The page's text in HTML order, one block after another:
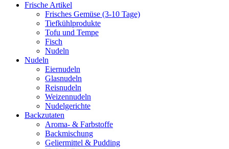
Frische Artikel
Frisches Gemüse (3-10 Tage)
Tiefkühlprodukte
Tofu und Tempe
Fisch
Nudeln
Nudeln
Eiernudeln
Glasnudeln
Reisnudeln
Weizennudeln
Nudelgerichte
Backzutaten
Aroma- & Farbstoffe
Backmischung
Geliermittel & Pudding